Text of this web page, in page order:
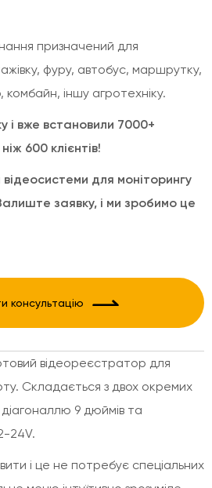
призначений для
фуру, автобус, маршрутку,
іншу агротехніку.
і вже встановили 7000+
600 клієнтів!
для моніторингу
заявку, і ми зробимо це
консультацію
відеореєстратор для
Складається з двох окремих
9 дюймів та
24V.
і це не потребує спеціальних